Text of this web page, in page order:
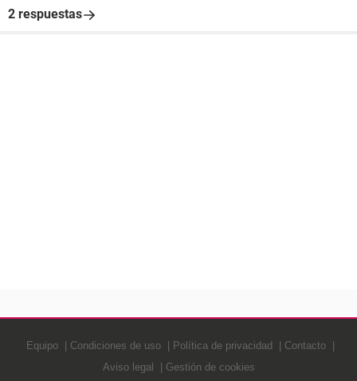
2 respuestas
Equipo Condiciones de uso Política de privacidad
Contacto
Aviso legal
Gestión de cookies